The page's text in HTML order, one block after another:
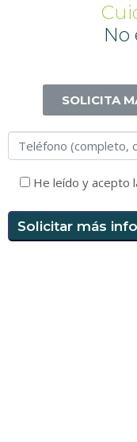
No
SOLICITA
He leído y acepto